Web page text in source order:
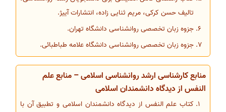
تالیف حسن کرکی، مریم ثنایی زاده، انتشارات آییژ.
جزوه زبان تخصصی روانشناسی دانشگاه تهران.
جزوه زبان تخصصی روانشناسی دانشگاه علامه طباطبائی.
منابع کارشناسی ارشد روانشناسی اسلامی – منابع علم
النفس از دیدگاه دانشمندان اسلامی
کتاب علم النفس از دیدگاه دانشمندان اسلامی و تطبیق آن با